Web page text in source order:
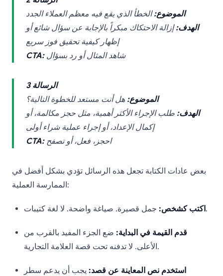
الموضوع:الخطأ الذي يقع فيه معظم العملاء الجدد
الهدف:إزالة الاحتكاك مبكراً بالإجابة عن سؤال شائع أو
إظهار كيفية تحقيق فوز سريع
CTA: شاهد المثال أو رد بسؤال
الرسالة 3
الموضوع: هل أنت مستعد للخطوة التالية؟
الهدف: طلب الإجراء الأكثر أهمية، مثل حجز مكالمة، أو
إكمال الإعداد، أو إجراء عملية شراء أولى
CTA: احجز، فعل، أو تصفح
بعض عادات الكتابة تجعل هذه الرسائل تؤدي بشكل أفضل في
الممارسة العملية:
اكتب كشخص:جمل قصيرة. صياغة واضحة. لا لغة كتيبات.
قدم القيمة في البداية: ضع الجزء المفيد بالقرب من
الأعلى. لا تدفنه تحت قصة العلامة التجارية.
استخدم نص المعاينة عن قصد: يجب أن يدعم سطر